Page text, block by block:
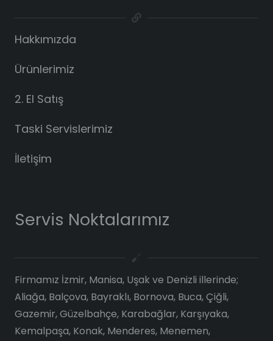
Hakkımızda
Ürünlerimiz
2. El Satış
Taski Servislerimiz
İletişim
Servis Noktalarımız
Firmamız İzmir, Manisa, Uşak ve Denizli illerinde;
Aliağa, Balçova, Bayraklı, Bornova, Buca, Çiğli,
Gazemir, Güzelbahçe, Karabağlar, Karşıyaka,
Kemalpaşa, Konak, Menderes, Menemen,